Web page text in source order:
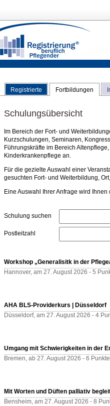
Registrierte Fortbildungen
Schulungsübersicht
Im Bereich der Fort- und
Kurzschulungen, Seminaren,
Führungskräfte im Bereich
Kinderkrankenpflege an.
Für die gezielte Auswahl einer
gesuchten Fort- und Weiterbildung,
Eine Auswahl Ihrer Anfrage wird
Schulung suchen
Postleitzahl
Workshop „Generalisitk in der
Hannover, am 27. August 2026 - 5
AHA BLS-Providerkurs | Düsseldorf
Düsseldorf, am 27. August 2026 - 4
Umgang mit Schwierigkeiten in der
Bremen, ab 27. August 2026 - 6 Punkte
Mit Worten und Düften palliativ
Bensheim, am 27. August 2026 - 8